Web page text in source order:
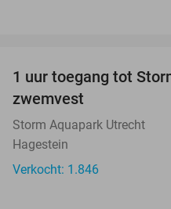
1 uur toegang tot
zwemvest
Storm Aquapark Utrecht
Hagestein
Verkocht: 1.846